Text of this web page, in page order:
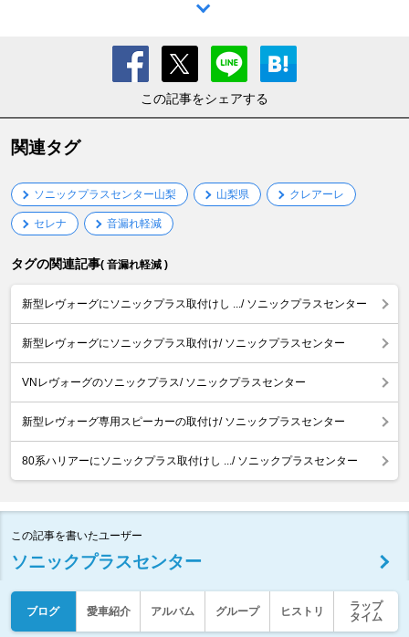
この記事をシェアする
関連タグ
ソニックプラスセンター山梨 山梨県 クレアーレ
セレナ 音漏れ軽減
タグの関連記事( 音漏れ軽減 )
新型レヴォーグにソニックプラス取付けし .../ ソニックプラスセンター
新型レヴォーグにソニックプラス取付け/ ソニックプラスセンター
VNレヴォーグのソニックプラス/ ソニックプラスセンター
新型レヴォーグ専用スピーカーの取付け/ ソニックプラスセンター
80系ハリアーにソニックプラス取付けし .../ ソニックプラスセンター
この記事を書いたユーザー
ソニックプラスセンター
ブログ 愛車紹介 アルバム グループ ヒストリ
ラップ
タイム